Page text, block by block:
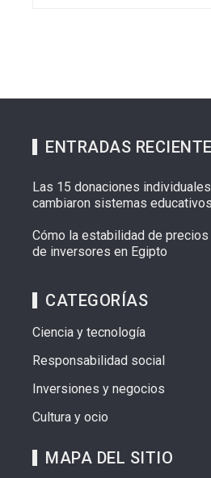
ENTRADAS
Las 15 donaciones
cambiaron sistemas
Cómo la estabilidad de
de inversores en Egipto
CATEGORÍAS
Ciencia y tecnología
Responsabilidad social
Inversiones y negocios
Cultura y ocio
MAPA DEL SITIO